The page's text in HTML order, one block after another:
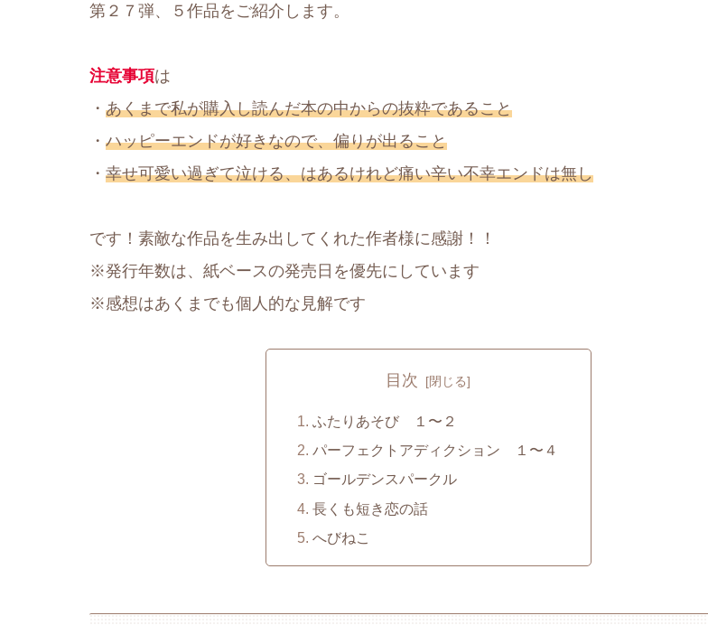
第２７弾、５作品をご紹介します。
注意事項は
・ あくまで私が購入し読んだ本の中からの抜粋であること
・ ハッピーエンドが好きなので、偏りが出ること
・ 幸せ可愛い過ぎて泣ける、はあるけれど痛い辛い不幸エンドは無し
です！素敵な作品を生み出してくれた作者様に感謝！！
※発行年数は、紙ベースの発売日を優先にしています
※感想はあくまでも個人的な見解です
目次
ふたりあそび １〜２
パーフェクトアディクション １〜４
ゴールデンスパークル
長くも短き恋の話
へびねこ